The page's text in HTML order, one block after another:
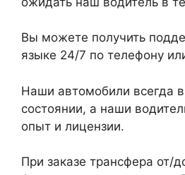
Вы можете получить
языке 24/7 по телефону
Наши автомобили всегда
состоянии, а наши
опыт и лицензии.
При заказе трансфера от/